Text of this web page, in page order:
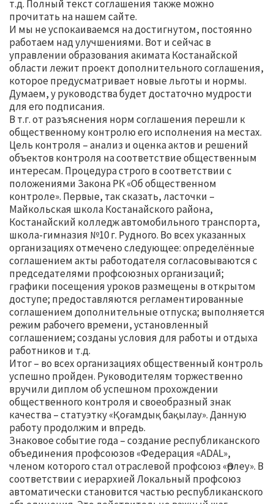
т.д. Полный текст соглашения также можно
прочитать на нашем сайте.
И мы не успокаиваемся на достигнутом, постоянно
работаем над улучшениями. Вот и сейчас в
управлении образования акимата Костанайской
области лежит проект дополнительного соглашения,
которое предусматривает новые льготы и нормы.
Думаем, у руководства будет достаточно мудрости
для его подписания.
В т.г. от разъяснения норм соглашения перешли к
общественному контролю его исполнения на местах.
Цель контроля – анализ и оценка актов и решений
объектов контроля на соответствие общественным
интересам. Процедура строго в соответствии с
положениями Закона РК «Об общественном
контроле». Первые, так сказать, ласточки –
Майкольская школа Костанайского района,
Костанайский колледж автомобильного транспорта,
школа-гимназия №10 г. Рудного. Во всех указанных
организациях отмечено следующее: определённые
соглашением акты работодателя согласовываются с
председателями профсоюзных организаций;
графики посещения уроков размещены в открытом
доступе; предоставляются регламентированные
соглашением дополнительные отпуска; выполняется
режим рабочего времени, установленный
соглашением; созданы условия для работы и отдыха
работников и т.д.
Итог – во всех организациях общественный контроль
успешно пройден. Руководителям торжественно
вручили диплом об успешном прохождении
общественного контроля и своеобразный знак
качества – статуэтку «Қоғамдық бақылау». Данную
работу продолжим и впредь.
Знаковое событие года – создание республиканского
объединения профсоюзов «Федерация «ADAL»,
членом которого стал отраслевой профсоюз «Өрлеу». В
соответствии с иерархией Локальный профсоюз
автоматически становится частью республиканского